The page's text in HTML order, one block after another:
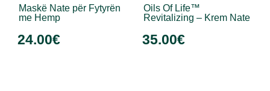
Maskë Nate për Fytyrën
me Hemp
24.00€
Oils Of Life™
Revitalizing – Krem Nate
35.00€